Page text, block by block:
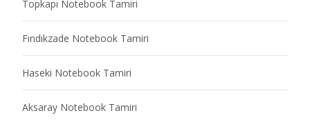
Topkapı Notebook Tamiri
Fındıkzade Notebook Tamiri
Haseki Notebook Tamiri
Aksaray Notebook Tamiri